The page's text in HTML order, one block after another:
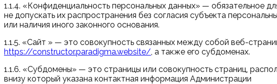
1.1.4. «Конфиденциальность персональных данных» —
не допускать их распространения без согласия субъекта
или наличия иного законного основания.
1.1.5. «Сайт » — это совокупность связанных между собой веб-
https://constructor.paradigma.website/ , а также его субдоменах.
1.1.6. «Субдомены» — это страницы или совокупность страниц,
внизу который указана контактная информация Администрации